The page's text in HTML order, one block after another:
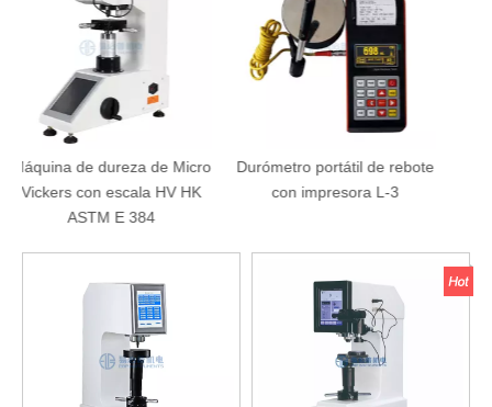
HK
Durómetro portátil de rebote
con impresora L-3
Lente de metalografía de
microscopio de luz reflejada